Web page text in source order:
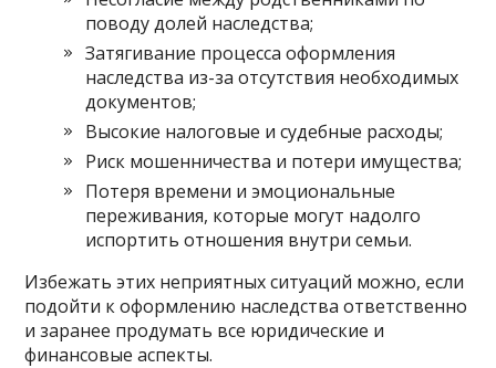
поводу долей наследства;
Затягивание процесса оформления
наследства из-за отсутствия необходимых
документов;
Высокие налоговые и судебные расходы;
Риск мошенничества и потери имущества;
Потеря времени и эмоциональные
переживания, которые могут надолго
испортить отношения внутри семьи.
Избежать этих неприятных ситуаций можно, если
подойти к оформлению наследства ответственно
и заранее продумать все юридические и
финансовые аспекты.